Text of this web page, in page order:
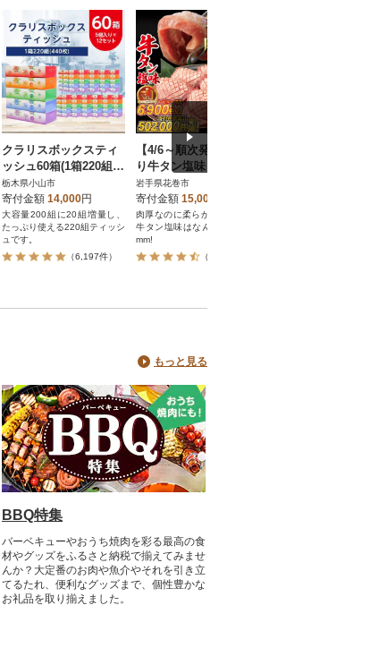
クラリスボックスティ
ッシュ60箱(1箱220組(4
40枚))(5個入り×12セッ
ト)
栃木県小山市
寄付金額 14,000円
大容量200組に20組増量し、
たっぷり使える220組ティッシ
ュです。
（6,197件）
【4/6～順次発送】厚切
り牛タン塩味 1kg(500
g×2パック)
岩手県花巻市
寄付金額 15,000
肉厚なのに柔らかジューシー!
牛タン塩味はなんと厚切り10
mm!
（7,181件）
もっと見る
BBQ特集
バーベキューやおうち焼肉を彩る最高の食
材やグッズをふるさと納税で揃えてみませ
んか？大定番のお肉や魚介やそれを引き立
てるたれ、便利なグッズまで、個性豊かな
お礼品を取り揃えました。